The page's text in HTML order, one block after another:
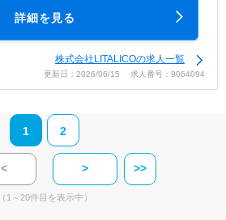
詳細を見る
株式会社LITALICOの求人一覧
更新日：2026/06/15 求人番号：9064094
1 2
< > >>
（1～20件目を表示中）